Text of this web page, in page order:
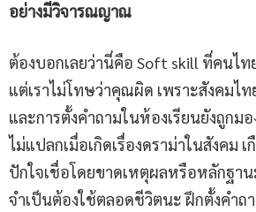
อย่างมีวิจารณญาณ
ต้องบอกเลยว่านี่คือ Soft skill ที่คนไท
แต่เราไม่โทษว่าคุณผิด เพราะสังคมไ
และการตั้งคำถามในห้องเรียนยังถูกมอ
ไม่แปลกเมื่อเกิดเรื่องดราม่าในสังคม
ปักใจเชื่อโดยขาดเหตุผลหรือหลักฐา
จำเป็นต้องใช้ตลอดชีวิตนะ ฝึกตั้งคำถ